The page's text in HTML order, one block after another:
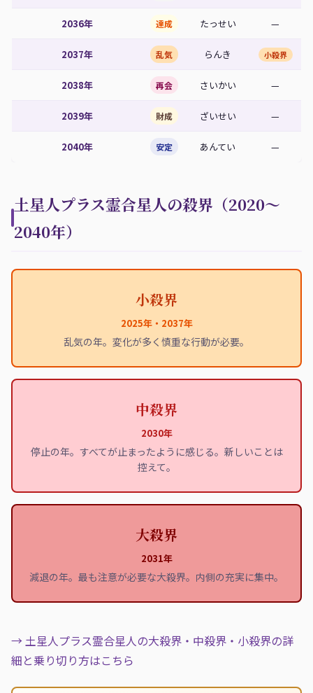
2036年 達成 たっせい —
2037年 乱気 らんき 小殺界
2038年 再会 さいかい —
2039年 財成 ざいせい —
2040年 安定 あんてい —
土星人プラス霊合星人の殺界（2020〜
2040年）
小殺界
2025年・2037年
乱気の年。変化が多く慎重な行動が必要。
中殺界
2030年
停止の年。すべてが止まったように感じる。新しいことは
控えて。
大殺界
2031年
減退の年。最も注意が必要な大殺界。内側の充実に集中。
→ 土星人プラス霊合星人の大殺界・中殺界・小殺界の詳
細と乗り切り方はこちら